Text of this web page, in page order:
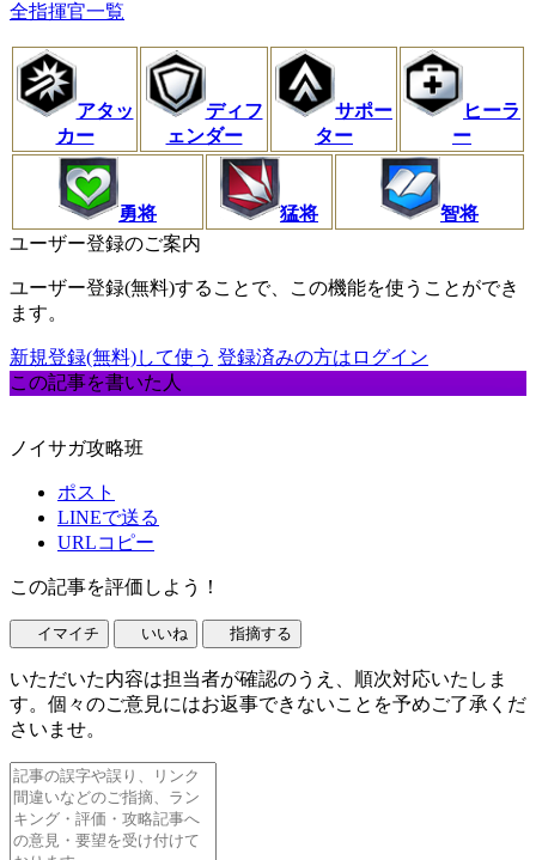
全指揮官一覧
アタッ
カー
ディフ
ェンダー
サポー
ター
ヒーラ
ー
勇将 猛将
智将
ユーザー登録のご案内
ユーザー登録(無料)することで、この機能を使うことができ
ます。
新規登録(無料)して使う 登録済みの方はログイン
この記事を書いた人
ノイサガ攻略班
ポスト
LINEで送る
URLコピー
この記事を評価しよう！
イマイチ いいね 指摘する
いただいた内容は担当者が確認のうえ、順次対応いたしま
す。個々のご意見にはお返事できないことを予めご了承くだ
さいませ。